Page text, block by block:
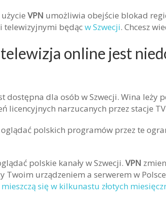
VPN umożliwia obejście blokad
telewizyjnymi będąc w Szwecji. Chcesz
online jest
dostępna dla osób w Szwecji. Wina leży
licencyjnych narzucanych przez stacje
polskich programów przez te
polskie kanały w Szwecji. VPN
Twoim urządzeniem a serwerem w
się w kilkunastu złotych